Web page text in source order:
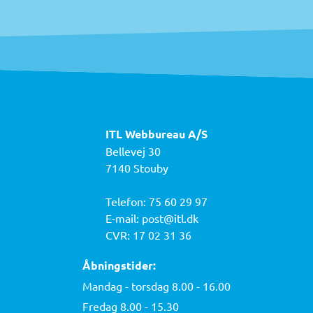
ITL Webbureau A/S
Bellevej 30
7140 Stouby
Telefon: 75 60 29 97
E-mail: post@itl.dk
CVR: 17 02 31 36
Åbningstider:
Mandag - torsdag 8.00 - 16.00
Fredag 8.00 - 15.30